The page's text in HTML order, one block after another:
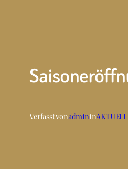
Verfasst vonadminin